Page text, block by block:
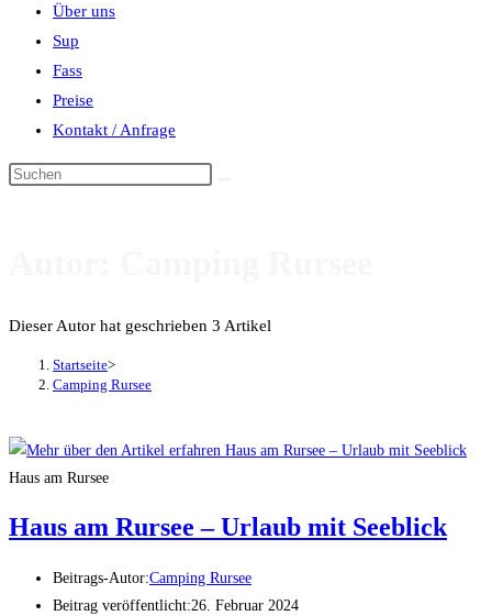
Über uns
Sup
Fass
Preise
Kontakt / Anfrage
Dieser Autor hat geschrieben 3 Artikel
Startseite>
Camping Rursee
Haus am Rursee
Haus am Rursee – Urlaub mit Seeblick
Beitrags-Autor:Camping Rursee
Beitrag veröffentlicht:26. Februar 2024